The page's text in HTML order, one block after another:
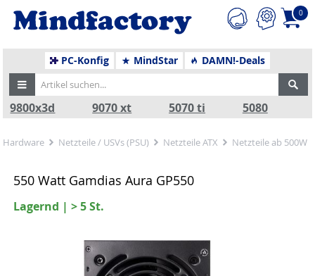
0
PC-Konfig MindStar DAMN!-Deals
9800x3d 9070 xt 5070 ti 5080
Hardware Netzteile / USVs (PSU) Netzteile ATX Netzteile ab 500W
550 Watt Gamdias Aura GP550
Lagernd | > 5 St.
Zurück